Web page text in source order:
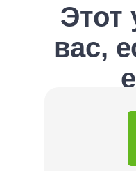
Этот
вас,